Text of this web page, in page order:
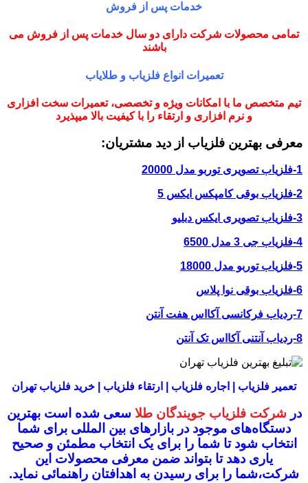
خدمات پس از فروش
تمامی محصولات شرکت دارای دو سال خدمات پس از فروش می
باشند
تعمیرات انواع فلزیاب و طلایاب
تیم متخصص ما با امکانات ویژه و تخصصی، تعمیرات سخت افزاری
و نرم افزاری و ارتقاء را با کیفیت بالا میپذیرد
معرفی بهترین فلزیاب از دید مشتریان:
1-فلزیاب تصویری توربو مدل 20000
2-فلزیاب بوقی کامپکس ایکس 5
3-فلزیاب تصویری ایکس دبلیو
4-فلزیاب جی 3 مدل 6500
5-فلزیاب توربو مدل 18000
6-فلزیاب بوقی نوا پلاس
7-ردیاب فرکانسی آکااس هفت آنتن
8-ردیاب آنتنی آکااس تک آنتن
تعمیر فلزیاب | اجاره فلزیاب | ارتقاء فلزیاب | خرید فلزیاب تهران
در شرکت فلزیاب جویندگان طلا سعی شده است بهترین
دستگاه‌های موجود در بازار‌های بین المللی برای شما
انتخاب شودتا شما را برای یک انتخاب مطمئن و صحیح
یاری دهد تا بتواند ضمن معرفی محصولات این
شرکت،شما را برای رسیدن به اهدافتان راهنمائی نماید.